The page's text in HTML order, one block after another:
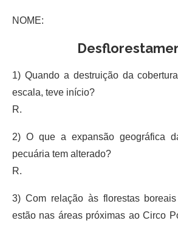
NOME:
1) Quando a destruição da
escala, teve início?
R.
2) O que a expansão geográfica
pecuária tem alterado?
R.
3) Com relação às florestas
estão nas áreas próximas ao Circo